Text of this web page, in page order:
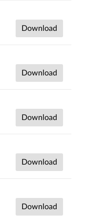
Download
Download
Download
Download
Download